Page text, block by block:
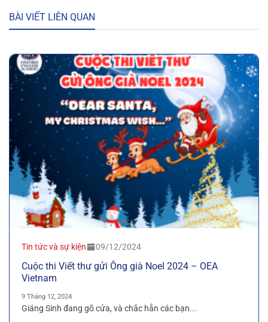
BÀI VIẾT LIÊN QUAN
Tin tức và sự kiện 09/12/2024
Cuộc thi Viết thư gửi Ông già Noel 2024 – OEA
Vietnam
9 Tháng 12, 2024
Giáng Sinh đang gõ cửa, và chắc hẳn các bạn...